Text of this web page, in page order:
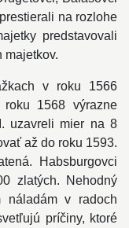
na rozlohe
predstavovali
majetkov.
v roku 1566
1568 výrazne
uzavreli mier na 8
až do roku 1593.
Habsburgovci
zlatých. Nehodný
náladám v radoch
príčiny, ktoré